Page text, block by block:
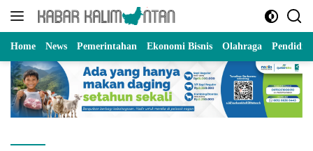
Langsung
Home News Pemerintahan Ekonomi Bisnis Olahraga